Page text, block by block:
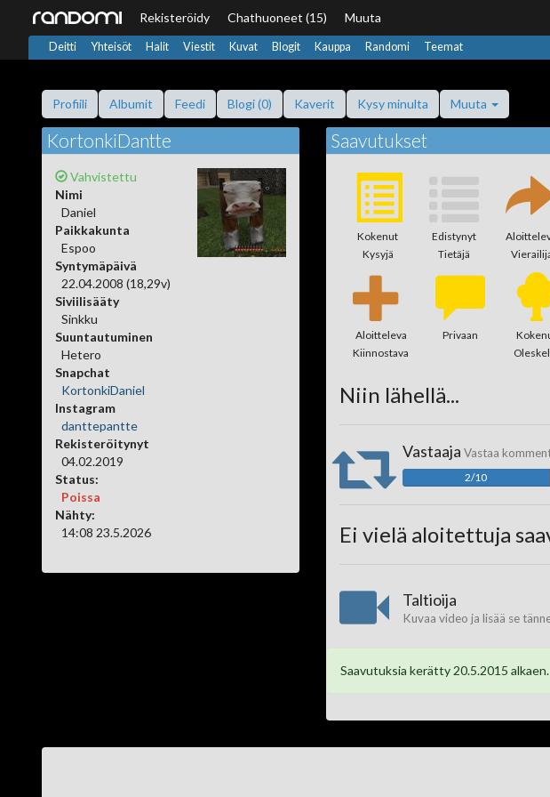
Rekisteröidy Chathuoneet (15) Muuta
Deitti Yhteisöt Halit Viestit Kuvat Blogit Kauppa Randomi Teemat
Profiili Albumit Feedi Blogi (0) Kaverit Kysy minulta Muuta
KortonkiDantte
Vahvistettu
Nimi
Daniel
Paikkakunta
Espoo
Syntymäpäivä
22.04.2008 (18,29v)
Siviilisääty
Sinkku
Suuntautuminen
Hetero
Snapchat
KortonkiDaniel
Instagram
danttepantte
Rekisteröitynyt
04.02.2019
Status:
Poissa
Nähty:
14:08 23.5.2026
Saavutukset
Kokenut
Kysyjä
Edistynyt
Tietäjä
Aloitteleva
Kiinnostava
Privaan
Niin lähellä...
Vastaaja Vastaa
2/10
Ei vielä aloitettuja
Taltioija
Kuvaa video ja lisää se
Saavutuksia kerätty 20.5.2015 alkaen.